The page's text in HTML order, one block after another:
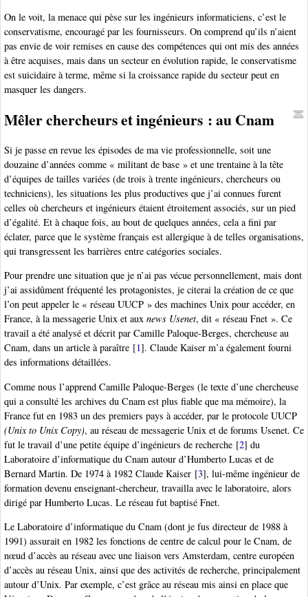
On le voit, la menace qui pèse sur les ingénieurs informaticiens, c’est le
conservatisme, encouragé par les fournisseurs. On comprend qu’ils n’aient
pas envie de voir remises en cause des compétences qui ont mis des années
à être acquises, mais dans un secteur en évolution rapide, le conservatisme
est suicidaire à terme, même si la croissance rapide du secteur peut en
masquer les dangers.
Mêler chercheurs et ingénieurs : au Cnam
Si je passe en revue les épisodes de ma vie professionnelle, soit une
douzaine d’années comme « militant de base » et une trentaine à la tête
d’équipes de tailles variées (de trois à trente ingénieurs, chercheurs ou
techniciens), les situations les plus productives que j’ai connues furent
celles où chercheurs et ingénieurs étaient étroitement associés, sur un pied
d’égalité. Et à chaque fois, au bout de quelques années, cela a fini par
éclater, parce que le système français est allergique à de telles organisations,
qui transgressent les barrières entre catégories sociales.
Pour prendre une situation que je n’ai pas vécue personnellement, mais dont
j’ai assidûment fréquenté les protagonistes, je citerai la création de ce que
l’on peut appeler le « réseau UUCP » des machines Unix pour accéder, en
France, à la messagerie Unix et aux news Usenet, dit « réseau Fnet ». Ce
travail a été analysé et décrit par Camille Paloque-Berges, chercheuse au
Cnam, dans un article à paraître [1]. Claude Kaiser m’a également fourni
des informations détaillées.
Comme nous l’apprend Camille Paloque-Berges (le texte d’une chercheuse
qui a consulté les archives du Cnam est plus fiable que ma mémoire), la
France fut en 1983 un des premiers pays à accéder, par le protocole UUCP
(Unix to Unix Copy), au réseau de messagerie Unix et de forums Usenet. Ce
fut le travail d’une petite équipe d’ingénieurs de recherche [2] du
Laboratoire d’informatique du Cnam autour d’Humberto Lucas et de
Bernard Martin. De 1974 à 1982 Claude Kaiser [3], lui-même ingénieur de
formation devenu enseignant-chercheur, travailla avec le laboratoire, alors
dirigé par Humberto Lucas. Le réseau fut baptisé Fnet.
Le Laboratoire d’informatique du Cnam (dont je fus directeur de 1988 à
1991) assurait en 1982 les fonctions de centre de calcul pour le Cnam, de
nœud d’accès au réseau avec une liaison vers Amsterdam, centre européen
d’accès au réseau Unix, ainsi que des activités de recherche, principalement
autour d’Unix. Par exemple, c’est grâce au réseau mis ainsi en place que